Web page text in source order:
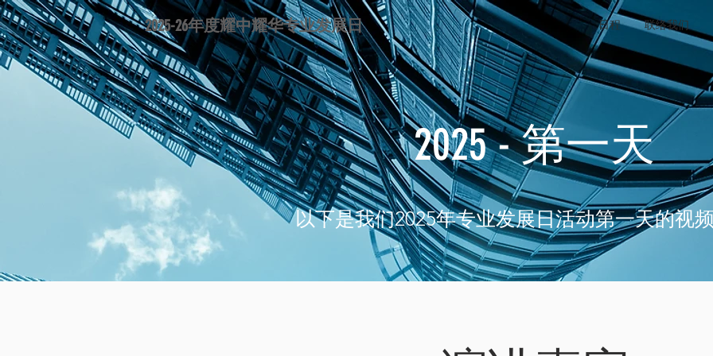
2025-26年度耀中耀华专业发展日 日程 联络我们
2025 - 第一天
以下是我们2025年专业发展日活动第一天的视